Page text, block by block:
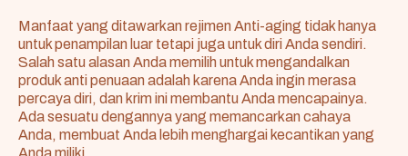
Manfaat yang ditawarkan rejimen Anti-aging tidak hanya
untuk penampilan luar tetapi juga untuk diri Anda sendiri.
Salah satu alasan Anda memilih untuk mengandalkan
produk anti penuaan adalah karena Anda ingin merasa
percaya diri, dan krim ini membantu Anda mencapainya.
Ada sesuatu dengannya yang memancarkan cahaya
Anda, membuat Anda lebih menghargai kecantikan yang
Anda miliki.